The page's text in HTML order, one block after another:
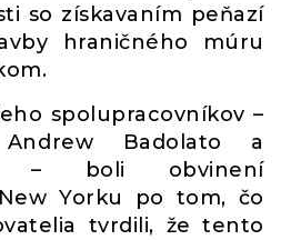
so získavaním peňazí
hraničného múru
spolupracovníkov –
Badolato a
– boli obvinení
Yorku po tom, čo
tvrdili, že tento